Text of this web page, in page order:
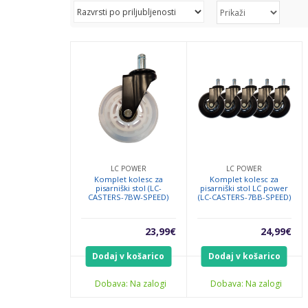
LC POWER
Komplet kolesc za
pisarniški stol (LC-
CASTERS-7BW-SPEED)
23,99€
Dodaj v košarico
Dobava: Na zalogi
LC POWER
Komplet kolesc za
pisarniški stol LC power
(LC-CASTERS-7BB-SPEED)
24,99€
Dodaj v košarico
Dobava: Na zalogi